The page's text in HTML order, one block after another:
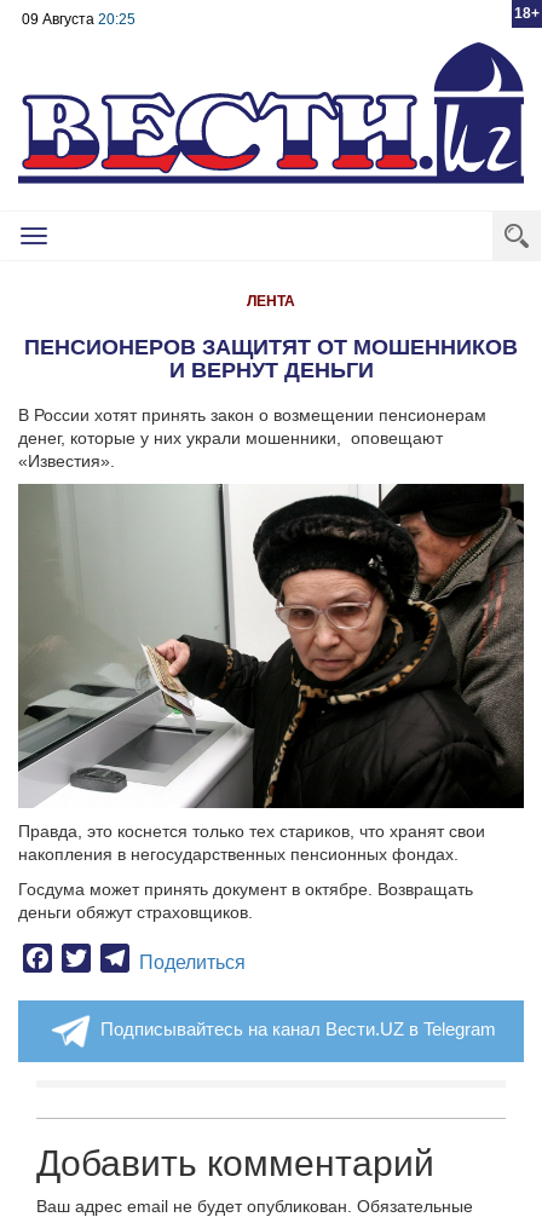
18+
09 Августа 20:25
Toggle
ЛЕНТА
ПЕНСИОНЕРОВ ЗАЩИТЯТ ОТ МОШЕННИКОВ
И ВЕРНУТ ДЕНЬГИ
В России хотят принять закон о возмещении пенсионерам
денег, которые у них украли мошенники, оповещают
«Известия».
Правда, это коснется только тех стариков, что хранят свои
накопления в негосударственных пенсионных фондах.
Госдума может принять документ в октябре. Возвращать
деньги обяжут страховщиков.
Facebook
TwitterTelegram
Поделиться
Подписывайтесь на канал Вести.UZ в Telegram
Добавить комментарий
Ваш адрес email не будет опубликован. Обязательные